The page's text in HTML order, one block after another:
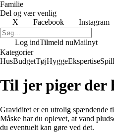
Familie
Del og vær venlig
X
Facebook Instagram
Log indTilmeld nuMailnyt
Kategorier
HusBudgetTøjHyggeEkspertiseSpil
Til jer piger der
Graviditet er en utrolig spændende
Måske har du oplevet, at vand
du eventuelt kan gøre ved det.